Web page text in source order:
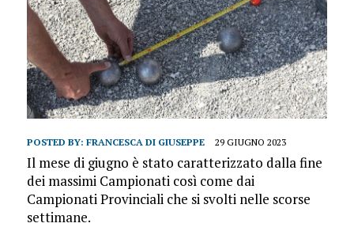
POSTED BY: FRANCESCA DI GIUSEPPE 29 GIUGNO 2023
Il mese di giugno è stato caratterizzato dalla fine
dei massimi Campionati così come dai
Campionati Provinciali che si svolti nelle scorse
settimane.